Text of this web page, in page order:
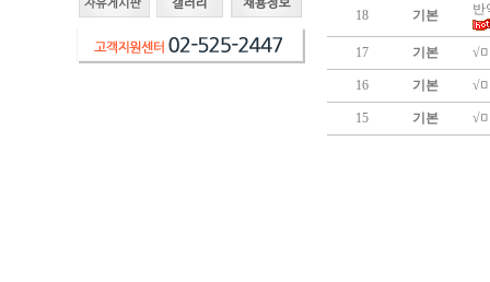
18 기본 반
17 기본 √
16 기본 √
15 기본 √